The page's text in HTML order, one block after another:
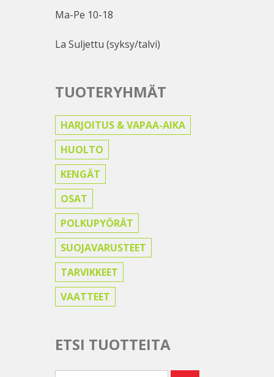
Ma-Pe 10-18
La Suljettu (syksy/talvi)
TUOTERYHMÄT
HARJOITUS & VAPAA-AIKA
HUOLTO
KENGÄT
OSAT
POLKUPYÖRÄT
SUOJAVARUSTEET
TARVIKKEET
VAATTEET
ETSI TUOTTEITA